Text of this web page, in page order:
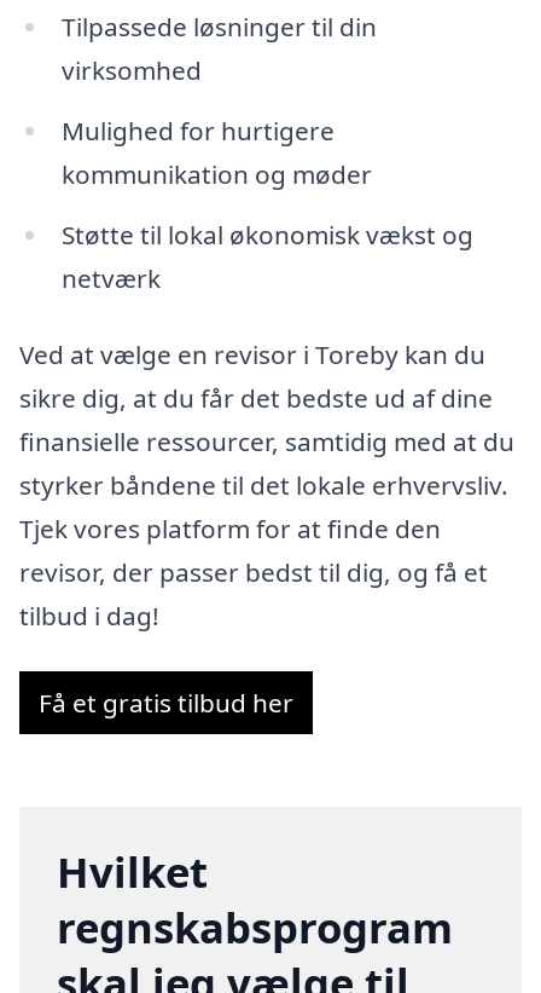
Tilpassede løsninger til din
virksomhed
Mulighed for hurtigere
kommunikation og møder
Støtte til lokal økonomisk vækst og
netværk
Ved at vælge en revisor i Toreby kan du
sikre dig, at du får det bedste ud af dine
finansielle ressourcer, samtidig med at du
styrker båndene til det lokale erhvervsliv.
Tjek vores platform for at finde den
revisor, der passer bedst til dig, og få et
tilbud i dag!
Få et gratis tilbud her
Hvilket
regnskabsprogram